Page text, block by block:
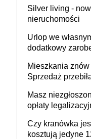
Silver living -
nieruchomości
Urlop we
dodatkowy
Mieszkania
Sprzedaż
Masz
opłaty
Czy kranówka
kosztują jedyne